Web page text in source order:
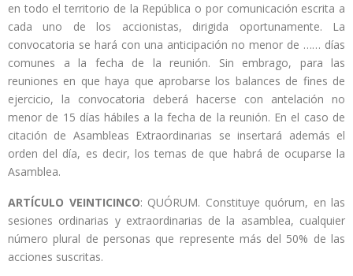
en todo el territorio de la República o por comunicación escrita a
cada uno de los accionistas, dirigida oportunamente. La
convocatoria se hará con una anticipación no menor de …… días
comunes a la fecha de la reunión. Sin embrago, para las
reuniones en que haya que aprobarse los balances de fines de
ejercicio, la convocatoria deberá hacerse con antelación no
menor de 15 días hábiles a la fecha de la reunión. En el caso de
citación de Asambleas Extraordinarias se insertará además el
orden del día, es decir, los temas de que habrá de ocuparse la
Asamblea.
ARTÍCULO VEINTICINCO: QUÓRUM. Constituye quórum, en las
sesiones ordinarias y extraordinarias de la asamblea, cualquier
número plural de personas que represente más del 50% de las
acciones suscritas.